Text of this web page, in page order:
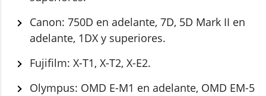
Canon: 750D en adelante, 7D, 5D Mark II en
adelante, 1DX y superiores.
Fujifilm: X-T1, X-T2, X-E2.
Olympus: OMD E-M1 en adelante, OMD EM-5